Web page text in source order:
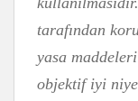
tarafından
yasa
objektif iyi